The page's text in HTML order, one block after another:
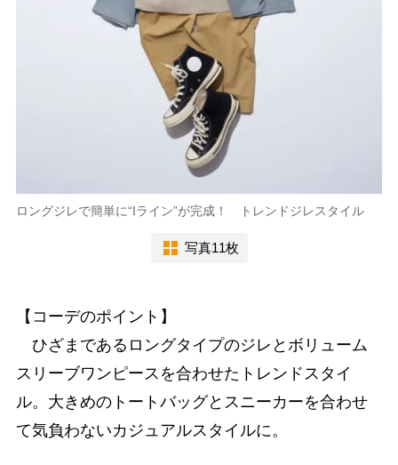
ロングジレで簡単に“Iライン”が完成！ トレンドジレスタイル
写真11枚
【コーデのポイント】
ひざまであるロングタイプのジレとボリューム
スリーブワンピースを合わせたトレンドスタイ
ル。大きめのトートバッグとスニーカーを合わせ
て気負わないカジュアルスタイルに。